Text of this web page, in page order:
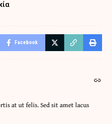
Facebook
at ut felis. Sed sit amet lacus